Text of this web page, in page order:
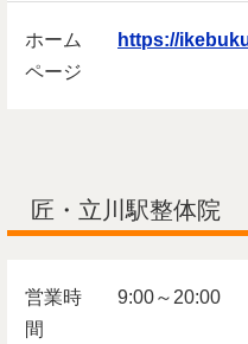
ホーム
ページ
https://
匠・立川駅整体院
営業時
間
9:00～20:00